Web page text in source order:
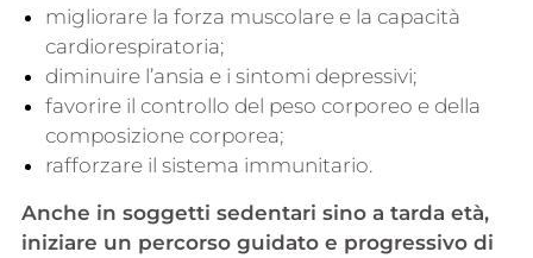
migliorare la forza muscolare e la capacità
cardiorespiratoria;
diminuire l’ansia e i sintomi depressivi;
favorire il controllo del peso corporeo e della
composizione corporea;
rafforzare il sistema immunitario.
Anche in soggetti sedentari sino a tarda età,
iniziare un percorso guidato e progressivo di